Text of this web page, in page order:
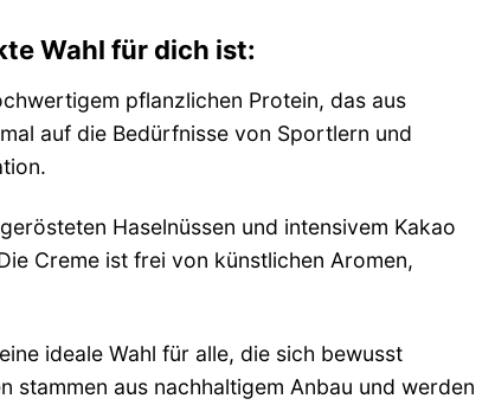
Wahl für dich ist:
pflanzlichen Protein, das aus
auf die Bedürfnisse von Sportlern und
Haselnüssen und intensivem Kakao
Creme ist frei von künstlichen Aromen,
ideale Wahl für alle, die sich bewusst
stammen aus nachhaltigem Anbau und werden